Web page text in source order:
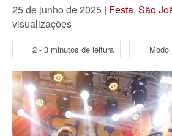
25 de junho de 2025 | Festa, São
visualizações
2 - 3 minutos de leitura Modo